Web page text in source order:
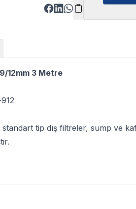
12mm 3 Metre
standart tip dış filtreler, sump ve